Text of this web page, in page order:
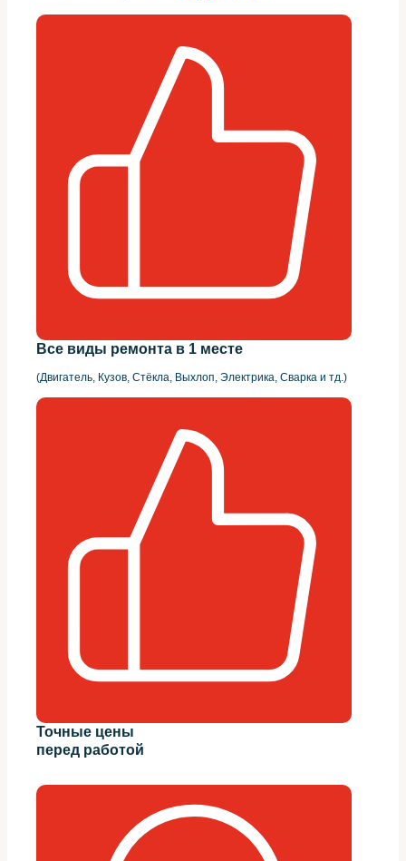
Все виды ремонта в 1 месте
(Двигатель, Кузов, Стёкла, Выхлоп, Электрика, Сварка и тд.)
Точные цены
перед работой